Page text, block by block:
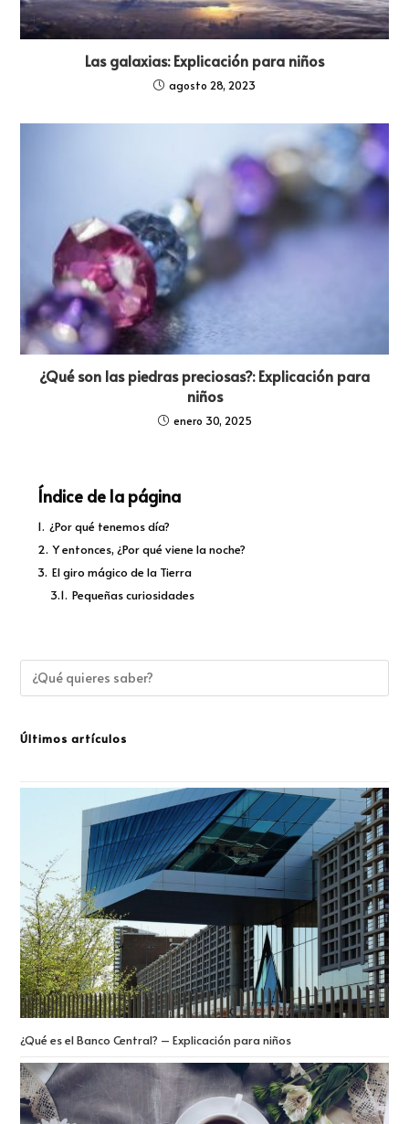
Las galaxias: Explicación para niños
agosto 28, 2023
¿Qué son las piedras preciosas?: Explicación para
niños
enero 30, 2025
Índice de la página
1. ¿Por qué tenemos día?
2. Y entonces, ¿Por qué viene la noche?
3. El giro mágico de la Tierra
3.1. Pequeñas curiosidades
Últimos artículos
¿Qué es el Banco Central? – Explicación para niños